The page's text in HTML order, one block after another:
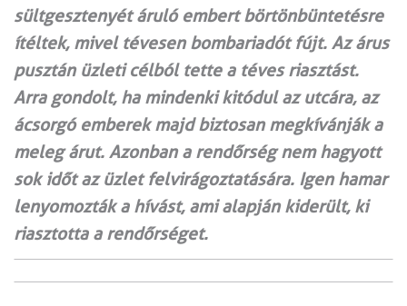
sültgesztenyét áruló embert börtönbüntetésre
ítéltek, mivel tévesen bombariadót fújt. Az árus
pusztán üzleti célból tette a téves riasztást.
Arra gondolt, ha mindenki kitódul az utcára, az
ácsorgó emberek majd biztosan megkívánják a
meleg árut. Azonban a rendőrség nem hagyott
sok időt az üzlet felvirágoztatására. Igen hamar
lenyomozták a hívást, ami alapján kiderült, ki
riasztotta a rendőrséget.